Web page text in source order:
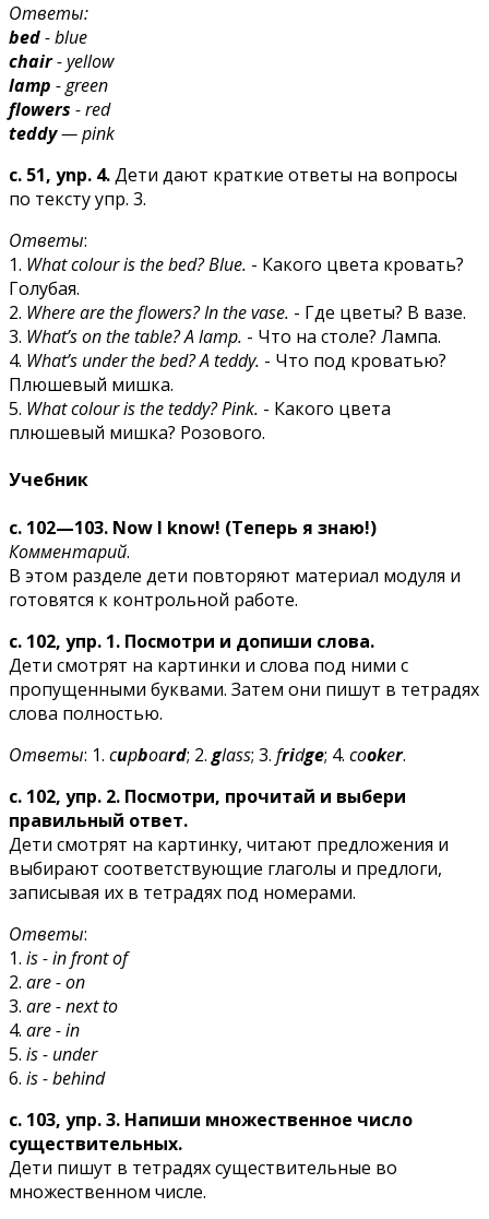
Ответы:
bed- blue
chair- yellow
lamp - green
flowers - red
teddy— pink
c. 51, ynp. 4.Дети дают краткие ответы на вопросы
по тексту упр. 3.
Ответы:
1. What colour is the bed? Blue. - Какого цвета кровать?
Голубая.
2. Where are the flowers? In the vase. - Где цветы? В вазе.
3. What’s on the table? A lamp. - Что на столе? Лампа.
4. What’s under the bed? A teddy. - Что под кроватью?
Плюшевый мишка.
5. What colour is the teddy? Pink. - Какого цвета
плюшевый мишка? Розового.
Учебник
с. 102—103. Now I know! (Теперь я знаю!)
Комментарий.
В этом разделе дети повторяют материал модуля и
готовятся к контрольной работе.
с. 102, упр. 1. Посмотри и допиши слова.
Дети смотрят на картинки и слова под ними с
пропущенными буквами. Затем они пишут в тетрадях
слова полностью.
Ответы: 1. cupboard; 2. glass; 3. fridge; 4. cooker.
с. 102, упр. 2. Посмотри, прочитай и выбери
правильный ответ.
Дети смотрят на картинку, читают предложения и
выбирают соответствующие глаголы и предлоги,
записывая их в тетрадях под номерами.
Ответы:
1. is - in front of
2. are - on
3. are - next to
4. are - in
5. is - under
6. is - behind
с. 103, упр. 3. Напиши множественное число
существительных.
Дети пишут в тетрадях существительные во
множественном числе.